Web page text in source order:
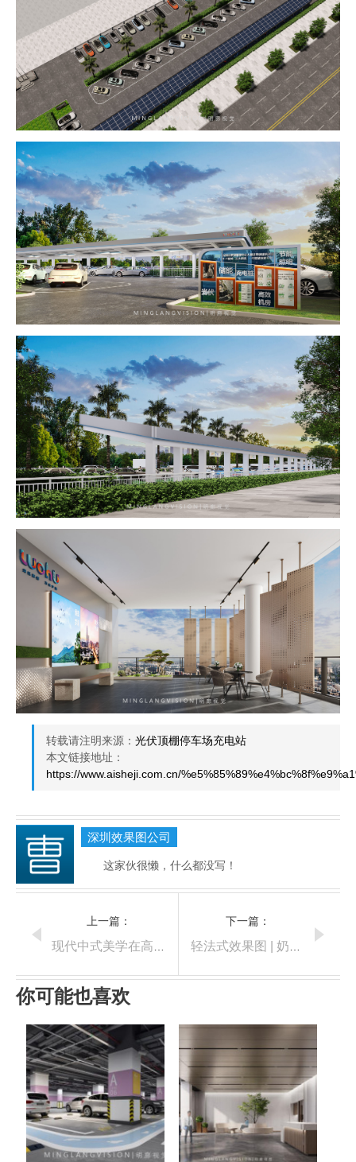
转载请注明来源： 光伏顶棚停车场充电站
本文链接地址：
https://www.aisheji.com.cn/
深圳效果图公司
这家伙很懒，什么都没写！
上一篇：
下一篇：
你可能也喜欢